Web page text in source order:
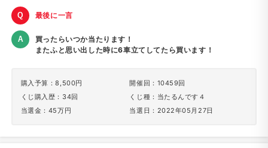
最後に一言
買ったらいつか当たります！
またふと思い出した時に6車立てしてたら買います！
購入予算：8,500円
くじ購入歴：34回
当選金：45万円
開催回：10459回
くじ種：当たるんです４
当選日：2022年05月27日